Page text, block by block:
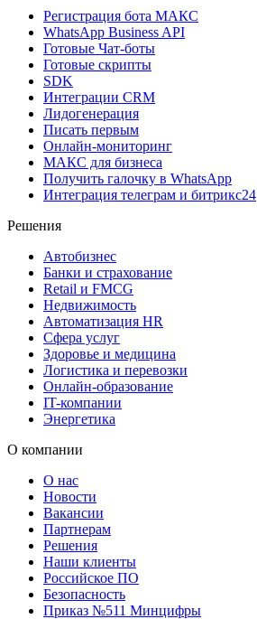
Регистрация бота MAКС
WhatsApp Business API
Готовые Чат-боты
Готовые скрипты
SDK
Интеграции CRM
Лидогенерация
Писать первым
Онлайн-мониторинг
MAКС для бизнеса
Получить галочку в WhatsApp
Интеграция телеграм и битрикс24
Решения
Автобизнес
Банки и страхование
Retail и FMCG
Недвижимость
Автоматизация HR
Сфера услуг
Здоровье и медицина
Логистика и перевозки
Онлайн-образование
IT-компании
Энергетика
О компании
О нас
Новости
Вакансии
Партнерам
Решения
Наши клиенты
Российское ПО
Безопасность
Приказ №511 Минцифры